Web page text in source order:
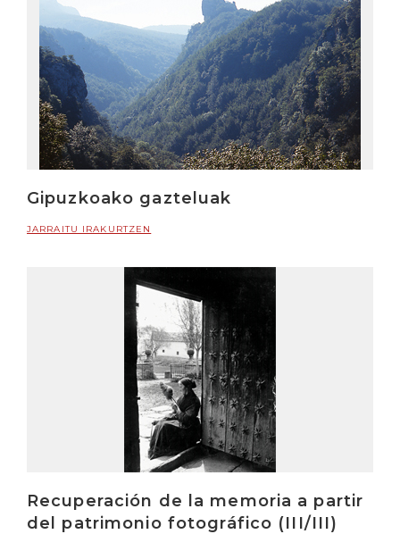
Gipuzkoako gazteluak
JARRAITU IRAKURTZEN
Recuperación de la memoria a partir
del patrimonio fotográfico (III/III)